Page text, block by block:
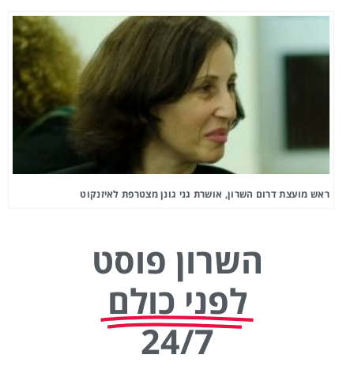
ראש מועצת דרום השרון, אושרת גני גונן מצטרפת לאיזנקוט
השרון פוסט
לפני כולם
24/7